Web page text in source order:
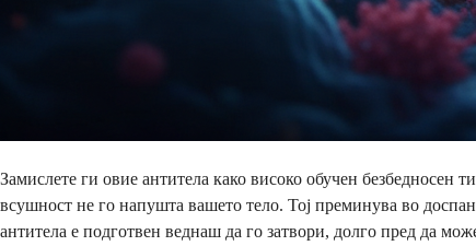
Замислете ги овие антитела како високо обучен безбедносен
всушност не го напушта вашето тело. Тој преминува во
антитела е подготвен веднаш да го затвори, долго пред да